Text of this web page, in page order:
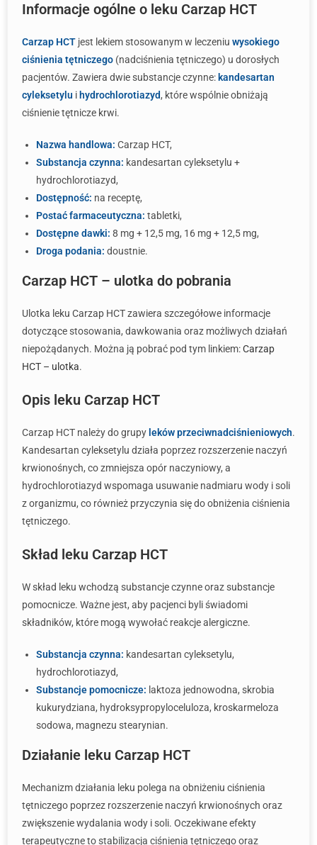
Informacje ogólne o leku Carzap HCT
Carzap HCT jest lekiem stosowanym w leczeniu wysokiego
ciśnienia tętniczego (nadciśnienia tętniczego) u dorosłych
pacjentów. Zawiera dwie substancje czynne: kandesartan
cyleksetylu i hydrochlorotiazyd, które wspólnie obniżają
ciśnienie tętnicze krwi.
Nazwa handlowa: Carzap HCT,
Substancja czynna: kandesartan cyleksetylu +
hydrochlorotiazyd,
Dostępność: na receptę,
Postać farmaceutyczna: tabletki,
Dostępne dawki: 8 mg + 12,5 mg, 16 mg + 12,5 mg,
Droga podania: doustnie.
Carzap HCT – ulotka do pobrania
Ulotka leku Carzap HCT zawiera szczegółowe informacje
dotyczące stosowania, dawkowania oraz możliwych działań
niepożądanych. Można ją pobrać pod tym linkiem:Carzap
HCT – ulotka.
Opis leku Carzap HCT
Carzap HCT należy do grupy leków przeciwnadciśnieniowych.
Kandesartan cyleksetylu działa poprzez rozszerzenie naczyń
krwionośnych, co zmniejsza opór naczyniowy, a
hydrochlorotiazyd wspomaga usuwanie nadmiaru wody i soli
z organizmu, co również przyczynia się do obniżenia ciśnienia
tętniczego.
Skład leku Carzap HCT
W skład leku wchodzą substancje czynne oraz substancje
pomocnicze. Ważne jest, aby pacjenci byli świadomi
składników, które mogą wywołać reakcje alergiczne.
Substancja czynna: kandesartan cyleksetylu,
hydrochlorotiazyd,
Substancje pomocnicze: laktoza jednowodna, skrobia
kukurydziana, hydroksypropyloceluloza, kroskarmeloza
sodowa, magnezu stearynian.
Działanie leku Carzap HCT
Mechanizm działania leku polega na obniżeniu ciśnienia
tętniczego poprzez rozszerzenie naczyń krwionośnych oraz
zwiększenie wydalania wody i soli. Oczekiwane efekty
terapeutyczne to stabilizacja ciśnienia tętniczego oraz